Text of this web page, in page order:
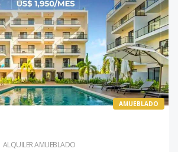
AMUEBLADO
ALQUILERAMUEBLADO